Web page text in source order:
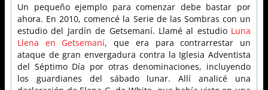
Un pequeño ejemplo para comenzar debe bastar por
ahora. En 2010, comencé la Serie de las Sombras con un
estudio del Jardín de Getsemaní. Llamé al estudio Luna
Llena en Getsemaní, que era para contrarrestar un
ataque de gran envergadura contra la Iglesia Adventista
del Séptimo Día por otras denominaciones, incluyendo
los guardianes del sábado lunar. Allí analicé una